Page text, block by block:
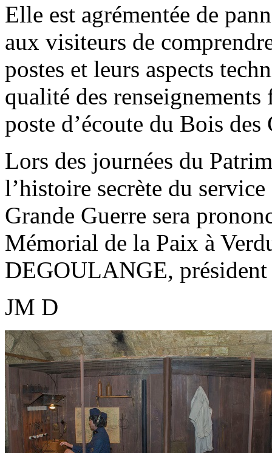
Elle est agrémentée de
aux visiteurs de
postes et leurs aspects
qualité des
poste d’écoute du Bois
Lors des journées du
l’histoire secrète du
Grande Guerre sera
Mémorial de la Paix à
DEGOULANGE, président
JM D